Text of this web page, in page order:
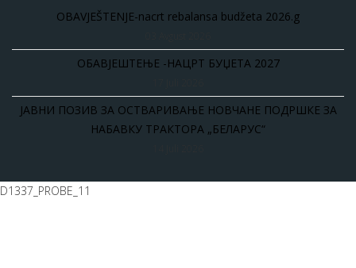
OBAVJEŠTENJE-nacrt rebalansa budžeta 2026.g
ОБАВЈЕШТЕЊЕ -НАЦРТ БУЏЕТА 2027
ЈАВНИ ПОЗИВ ЗА ОСТВАРИВАЊЕ НОВЧАНЕ ПОДРШКЕ ЗА
НАБАВКУ ТРАКТОРА „БЕЛАРУС“